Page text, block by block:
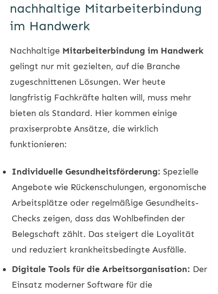
nachhaltige Mitarbeiterbindung
im Handwerk
Nachhaltige Mitarbeiterbindung im Handwerk
gelingt nur mit gezielten, auf die Branche
zugeschnittenen Lösungen. Wer heute
langfristig Fachkräfte halten will, muss mehr
bieten als Standard. Hier kommen einige
praxiserprobte Ansätze, die wirklich
funktionieren:
Individuelle Gesundheitsförderung: Spezielle
Angebote wie Rückenschulungen, ergonomische
Arbeitsplätze oder regelmäßige Gesundheits-
Checks zeigen, dass das Wohlbefinden der
Belegschaft zählt. Das steigert die Loyalität
und reduziert krankheitsbedingte Ausfälle.
Digitale Tools für die Arbeitsorganisation: Der
Einsatz moderner Software für die